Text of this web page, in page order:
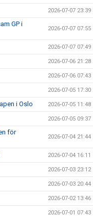
2026-07-07 23:39
GP i
2026-07-07 07:55
2026-07-07 07:49
2026-07-06 21:28
2026-07-06 07:43
2026-07-05 17:30
i Oslo 2026-07-05 11:48
2026-07-05 09:37
för
2026-07-04 21:44
2026-07-04 16:11
2026-07-03 23:12
2026-07-03 20:44
2026-07-02 13:46
2026-07-01 07:43